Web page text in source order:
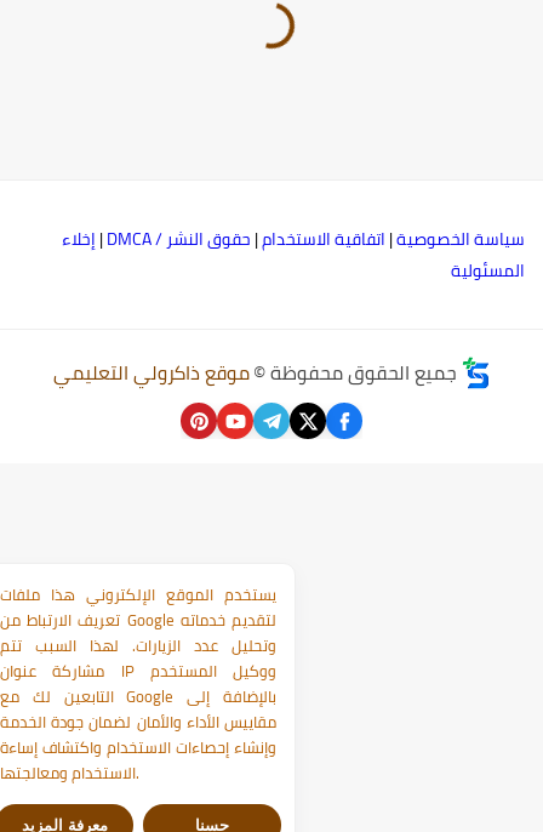
الخصوصية|اتفاقية الاستخدام|حقوق النشر / DMCA |إخلاء
جميع الحقوق محفوظة ©موقع ذاكرولي التعليمي
يستخدم الموقع الإلكتروني هذا ملفات
تعريف الارتباط من Google لتقديم خدماته
وتحليل عدد الزيارات. لهذا السبب تتم
مشاركة عنوان IP ووكيل المستخدم
التابعين لك مع Google بالإضافة إلى
مقاييس الأداء والأمان لضمان جودة الخدمة
وإنشاء إحصاءات الاستخدام واكتشاف إساءة
معرفة المزيد حسنا